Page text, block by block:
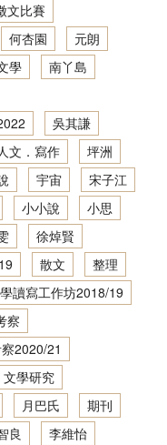
文比賽
何杏園
元朗
學
南丫島
吳其謙
文．寫作
坪洲
宇宙
宋子江
小小說
小思
徐焯賢
散文
整理
讀寫工作坊2018/19
察
2020/21
文學研究
月巴氏
期刊
良
李維怡